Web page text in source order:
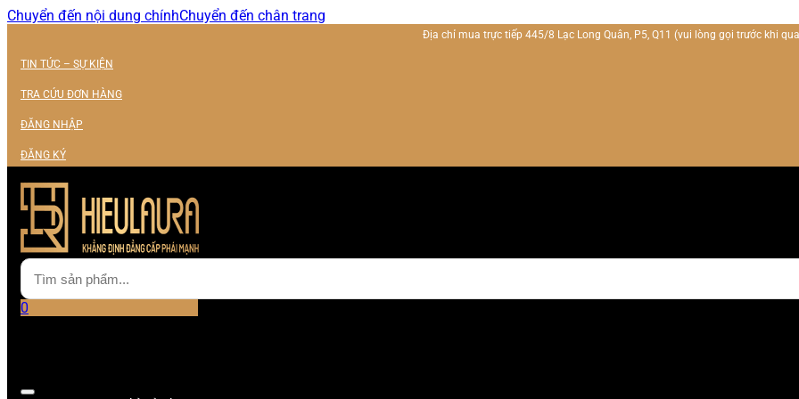
Chuyển đến nội dung chínhChuyển đến chân trang
Địa chỉ mua trực tiếp 445/8 Lạc Long Quân, P5, Q11 (vui lòng gọi trước khi
TIN TỨC – SỰ KIỆN
TRA CỨU ĐƠN HÀNG
ĐĂNG NHẬP
ĐĂNG KÝ
0